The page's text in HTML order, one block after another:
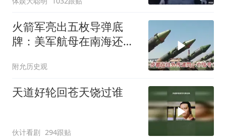
火箭军亮出五枚导弹底
牌：美军航母在南海还有
附允历史观
天道好轮回苍天饶过谁
伙计看剧 294跟贴